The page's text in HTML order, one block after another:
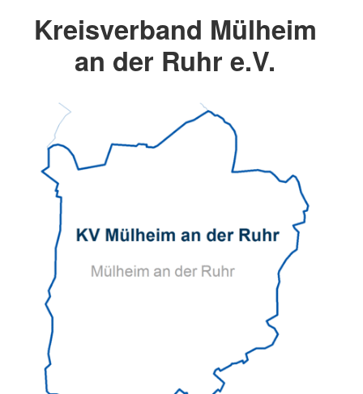
Kreisverband Mülheim
an der Ruhr e.V.